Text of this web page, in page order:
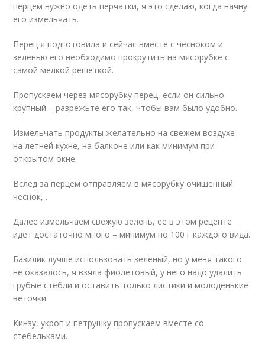
перцем нужно одеть перчатки, я это сделаю, когда начну
его измельчать.
Перец я подготовила и сейчас вместе с чесноком и
зеленью его необходимо прокрутить на мясорубке с
самой мелкой решеткой.
Пропускаем через мясорубку перец, если он сильно
крупный – разрежьте его так, чтобы вам было удобно.
Измельчать продукты желательно на свежем воздухе –
на летней кухне, на балконе или как минимум при
открытом окне.
Вслед за перцем отправляем в мясорубку очищенный
чеснок, .
Далее измельчаем свежую зелень, ее в этом рецепте
идет достаточно много – минимум по 100 г каждого вида.
Базилик лучше использовать зеленый, но у меня такого
не оказалось, я взяла фиолетовый, у него надо удалить
грубые стебли и оставить только листики и молоденькие
веточки.
Кинзу, укроп и петрушку пропускаем вместе со
стебельками.